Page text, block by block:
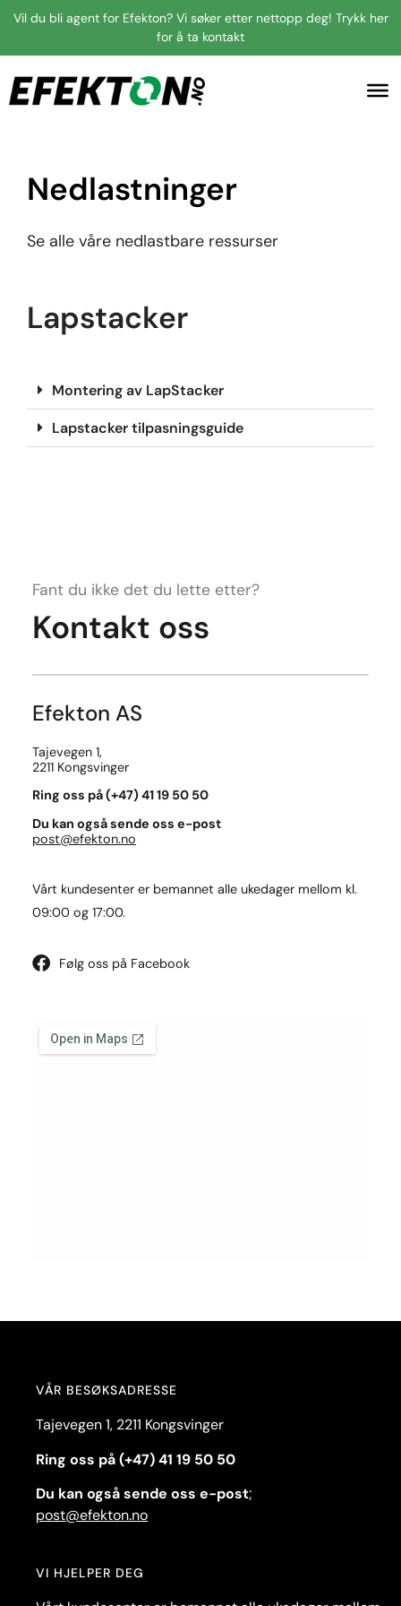
Vil du bli agent for Efekton? Vi søker etter nettopp deg! Trykk her
for å ta kontakt
Nedlastninger
Se alle våre nedlastbare ressurser
Lapstacker
Montering av LapStacker
Lapstacker tilpasningsguide
Fant du ikke det du lette etter?
Kontakt oss
Efekton AS
Tajevegen 1,
2211 Kongsvinger
Ring oss på (+47) 41 19 50 50
Du kan også sende oss e-post
post@efekton.no
Vårt kundesenter er bemannet alle ukedager mellom kl.
09:00 og 17:00.
Følg oss på Facebook
VÅR BESØKSADRESSE
Tajevegen 1, 2211 Kongsvinger
Ring oss på (+47) 41 19 50 50
Du kan også sende oss e-post;
post@efekton.no
VI HJELPER DEG